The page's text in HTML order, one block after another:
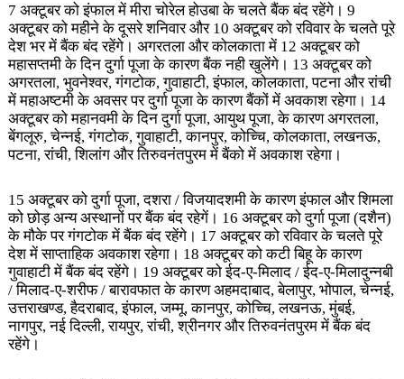
7 अक्टूबर को इंफाल में मीरा चोरेल होउबा के चलते बैंक बंद रहेंगे। 9
अक्टूबर को महीने के दूसरे शनिवार और 10 अक्टूबर को रविवार के चलते पूरे
देश भर में बैंक बंद रहेंगे। अगरतला और कोलकाता में 12 अक्टूबर को
महासप्तमी के दिन दुर्गा पूजा के कारण बैंक नही खुलेंगे। 13 अक्टूबर को
अगरतला, भुवनेश्वर, गंगटोक, गुवाहाटी, इंफाल, कोलकाता, पटना और रांची
में महाअष्टमी के अवसर पर दुर्गा पूजा के कारण बैंकों में अवकाश रहेगा। 14
अक्टूबर को महानवमी के दिन दुर्गा पूजा, आयुथ पूजा, के कारण अगरतला,
बेंगलूरु, चेन्नई, गंगटोक, गुवाहाटी, कानपुर, कोच्चि, कोलकाता, लखनऊ,
पटना, रांची, शिलांग और तिरुवनंतपुरम में बैंको में अवकाश रहेगा।
15 अक्टूबर को दुर्गा पूजा, दशरा / विजयादशमी के कारण इंफाल और शिमला
को छोड़ अन्य अस्थानों पर बैंक बंद रहेगें। 16 अक्टूबर को दुर्गा पूजा (दशैन)
के मौके पर गंगटोक में बैंक बंद रहेंगे। 17 अक्टूबर को रविवार के चलते पूरे
देश में साप्ताहिक अवकाश रहेगा। 18 अक्टूबर को कटी बिहू के कारण
गुवाहाटी में बैंक बंद रहेंगे। 19 अक्टूबर को ईद-ए-मिलाद / ईद-ए-मिलादुन्नबी
/ मिलाद-ए-शरीफ / बारावफात के कारण अहमदाबाद, बेलापुर, भोपाल, चेन्नई,
उत्तराखण्ड, हैदराबाद, इंफाल, जम्मू, कानपुर, कोच्चि, लखनऊ, मुंबई,
नागपुर, नई दिल्ली, रायपुर, रांची, श्रीनगर और तिरुवनंतपुरम में बैंक बंद
रहेंगे।